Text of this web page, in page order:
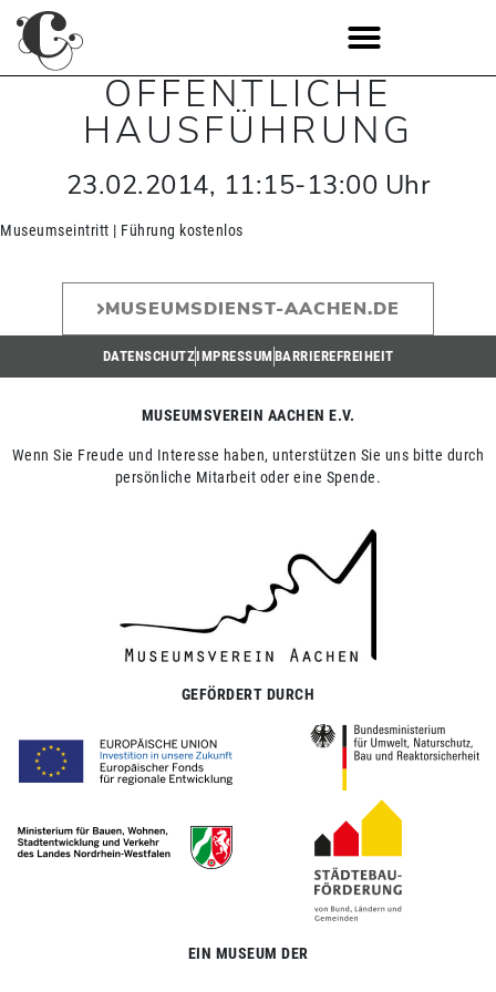
ÖFFENTLICHE
HAUSFÜHRUNG
23.02.2014, 11:15-13:00 Uhr
Museumseintritt | Führung kostenlos
MUSEUMSDIENST-AACHEN.DE
DATENSCHUTZIMPRESSUM BARRIEREFREIHEIT
MUSEUMSVEREIN AACHEN E.V.
Wenn Sie Freude und Interesse haben, unterstützen Sie uns bitte durch
persönliche Mitarbeit oder eine Spende.
GEFÖRDERT DURCH
EIN MUSEUM DER